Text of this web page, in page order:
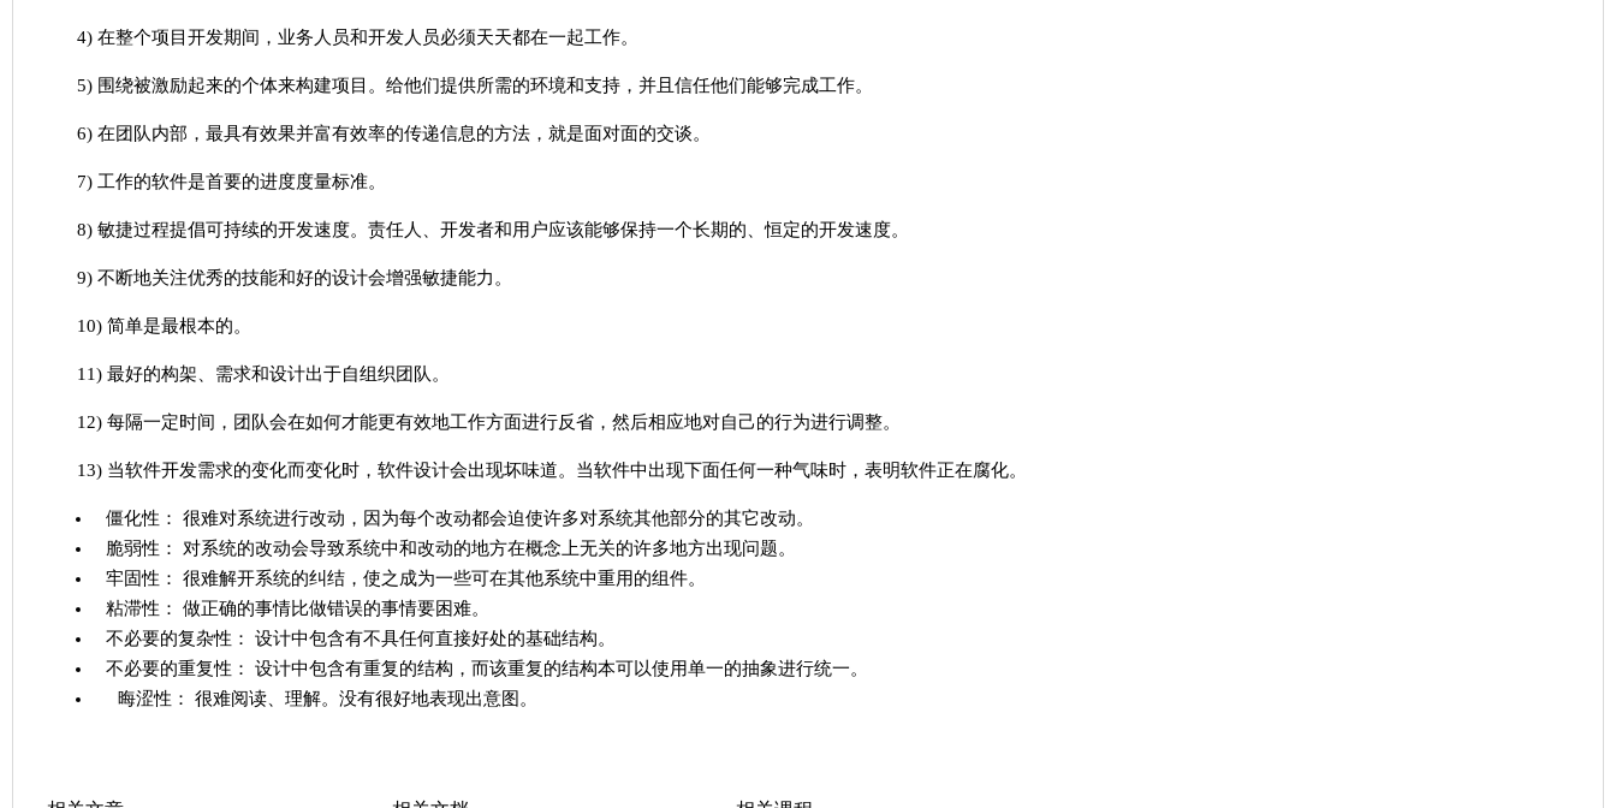
4) 在整个项目开发期间，业务人员和开发人员必须天天都在一起工作。
5) 围绕被激励起来的个体来构建项目。给他们提供所需的环境和支持，并且信任他们能够完成工作。
6) 在团队内部，最具有效果并富有效率的传递信息的方法，就是面对面的交谈。
7) 工作的软件是首要的进度度量标准。
8) 敏捷过程提倡可持续的开发速度。责任人、开发者和用户应该能够保持一个长期的、恒定的开发速度。
9) 不断地关注优秀的技能和好的设计会增强敏捷能力。
10) 简单是最根本的。
11) 最好的构架、需求和设计出于自组织团队。
12) 每隔一定时间，团队会在如何才能更有效地工作方面进行反省，然后相应地对自己的行为进行调整。
13) 当软件开发需求的变化而变化时，软件设计会出现坏味道。当软件中出现下面任何一种气味时，表明软件正在腐化。
僵化性： 很难对系统进行改动，因为每个改动都会迫使许多对系统其他部分的其它改动。
脆弱性： 对系统的改动会导致系统中和改动的地方在概念上无关的许多地方出现问题。
牢固性： 很难解开系统的纠结，使之成为一些可在其他系统中重用的组件。
粘滞性： 做正确的事情比做错误的事情要困难。
不必要的复杂性： 设计中包含有不具任何直接好处的基础结构。
不必要的重复性： 设计中包含有重复的结构，而该重复的结构本可以使用单一的抽象进行统一。
晦涩性： 很难阅读、理解。没有很好地表现出意图。